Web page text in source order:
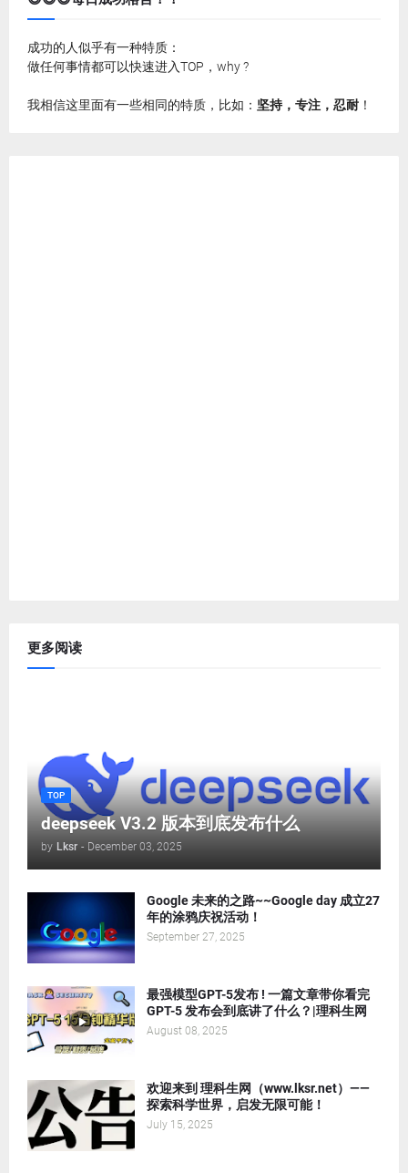
成功的人似乎有一种特质：
做任何事情都可以快速进入TOP，why ?
我相信这里面有一些相同的特质，比如： 坚持，专注，忍耐 ！
更多阅读
TOP
deepseek V3.2 版本到底发布什么
by Lksr - December 03, 2025
Google 未来的之路~~Google day 成立27
年的涂鸦庆祝活动！
September 27, 2025
最强模型GPT-5发布 ! 一篇文章带你看完
GPT-5 发布会到底讲了什么？|理科生网
August 08, 2025
欢迎来到 理科生网（www.lksr.net）——
探索科学世界，启发无限可能！
July 15, 2025